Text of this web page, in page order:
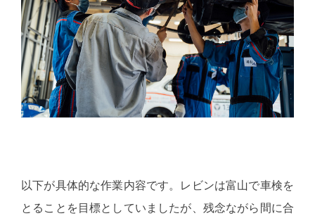
以下が具体的な作業内容です。レビンは富山で車検を
とることを目標としていましたが、残念ながら間に合